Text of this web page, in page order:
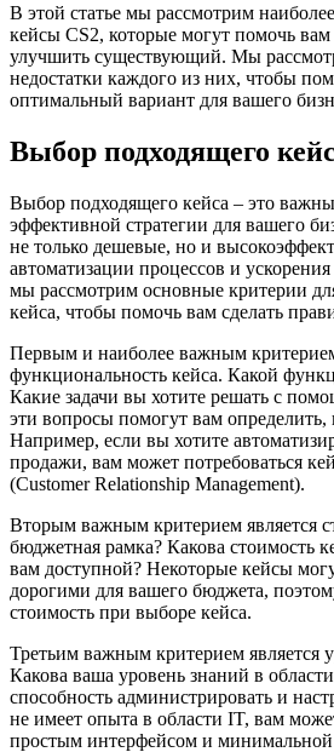
В этой статье мы рассмотрим
кейсы CS2, которые могут помочь вам
улучшить существующий. Мы
недостатки каждого из них, чтобы
оптимальный вариант для вашего
Выбор подходящего
Выбор подходящего кейса – это
эффективной стратегии для вашего
не только дешевые, но и
автоматизации процессов и
мы рассмотрим основные критерии
кейса, чтобы помочь вам сделать
Первым и наиболее важным
функциональность кейса. Какой
Какие задачи вы хотите решать с
эти вопросы помогут вам
Например, если вы хотите
продажи, вам может потребоваться
(Customer Relationship Management).
Вторым важным критерием является
бюджетная рамка? Какова стоимость
вам доступной? Некоторые кейсы
дорогими для вашего бюджета,
стоимость при выборе кейса.
Третьим важным критерием является
Какова ваша уровень знаний в
способность администрировать и
не имеет опыта в области IT, вам
простым интерфейсом и минимальной